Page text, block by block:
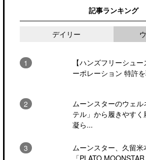
記事ランキング
デイリー
【ハンズフリーシュ
ーポレーション 特許
ムーンスターのウェ
テル」から履きやす
凝ら...
ムーンスター、久留